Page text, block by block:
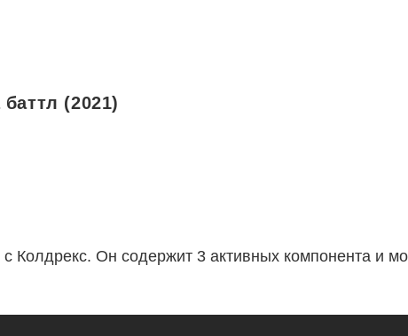
(2021)
Колдрекс. Он содержит 3 активных компонента и